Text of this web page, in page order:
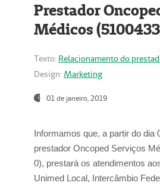
Prestador
Médicos
Texto: Relacionamento do
Design: Marketing
01 de janeiro, 2019
Informamos que, a partir do dia
prestador Oncoped Serviços
0), prestará os atendimentos
Unimed Local, Intercâmbio